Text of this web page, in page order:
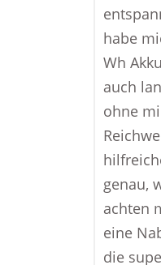
habe
Wh
auch
ohne
genau,
achten
eine
die